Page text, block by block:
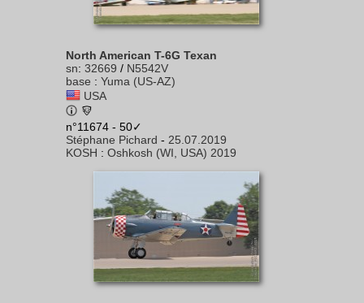
North American T-6G Texan
sn: 32669 / N5542V
base : Yuma (US-AZ)
USA
n°11674 - 50✓
Stéphane Pichard - 25.07.2019
KOSH : Oshkosh (WI, USA) 2019